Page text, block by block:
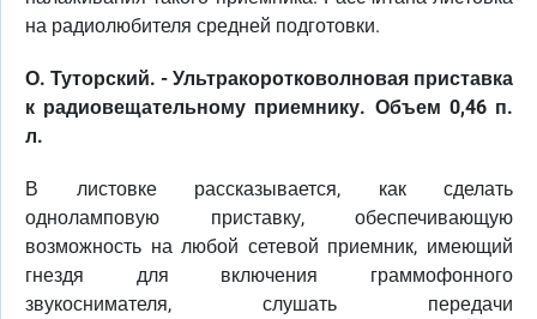
на радиолюбителя средней подготовки.
О. Туторский. - Ультракоротковолновая приставка
к радиовещательному приемнику. Объем 0,46 п.
л.
В листовке рассказывается, как сделать
одноламповую приставку, обеспечивающую
возможность на любой сетевой приемник, имеющий
гнездя для включения граммофонного
звукоснимателя, слушать передачи